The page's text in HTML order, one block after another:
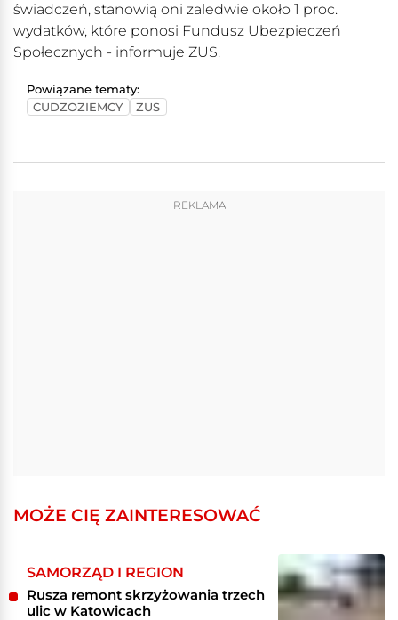
świadczeń, stanowią oni zaledwie około 1 proc.
wydatków, które ponosi Fundusz Ubezpieczeń
Społecznych - informuje ZUS.
Powiązane tematy:
CUDZOZIEMCY
ZUS
REKLAMA
MOŻE CIĘ ZAINTERESOWAĆ
SAMORZĄD I REGION
Rusza remont skrzyżowania trzech
ulic w Katowicach